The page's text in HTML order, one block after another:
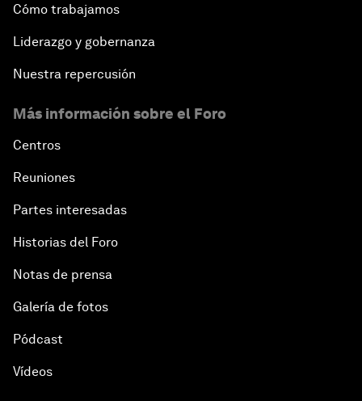
Cómo trabajamos
Liderazgo y gobernanza
Nuestra repercusión
Más información sobre el Foro
Centros
Reuniones
Partes interesadas
Historias del Foro
Notas de prensa
Galería de fotos
Pódcast
Vídeos